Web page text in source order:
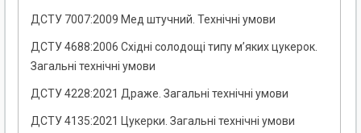
ДСТУ 7007:2009 Мед штучний. Технічні умови
ДСТУ 4688:2006 Східні солодощі типу м’яких цукерок.
Загальні технічні умови
ДСТУ 4228:2021 Драже. Загальні технічні умови
ДСТУ 4135:2021 Цукерки. Загальні технічні умови